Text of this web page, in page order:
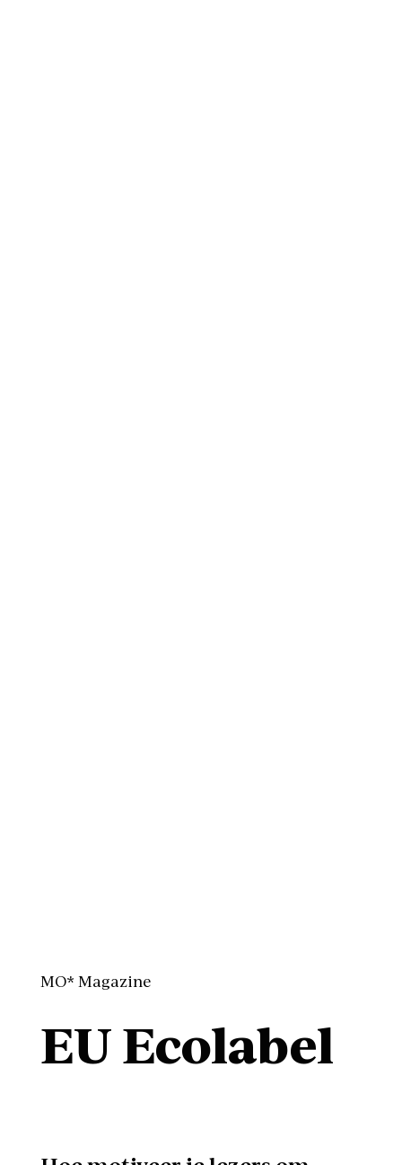
MO* Magazine
EU Ecolabel